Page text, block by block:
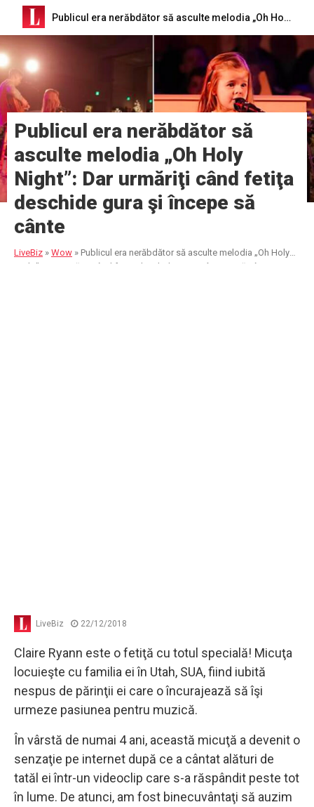
Publicul era nerăbdător să asculte melodia „Oh Holy Night”: Dar urmăriţi când fetiţa deschide gura şi începe să cânte
Publicul era nerăbdător să
asculte melodia „Oh Holy
Night”: Dar urmăriţi când fetiţa
deschide gura şi începe să
cânte
LiveBiz » Wow » Publicul era nerăbdător să asculte melodia „Oh Holy
Night”: Dar urmăriţi când fetiţa deschide gura şi începe să cânte
LiveBiz 22/12/2018
Claire Ryann este o fetiţă cu totul specială! Micuţa
locuieşte cu familia ei în Utah, SUA, fiind iubită
nespus de părinţii ei care o încurajează să îşi
urmeze pasiunea pentru muzică.
În vârstă de numai 4 ani, această micuţă a devenit o
senzaţie pe internet după ce a cântat alături de
tatăl ei într-un videoclip care s-a răspândit peste tot
în lume. De atunci, am fost binecuvântaţi să auzim